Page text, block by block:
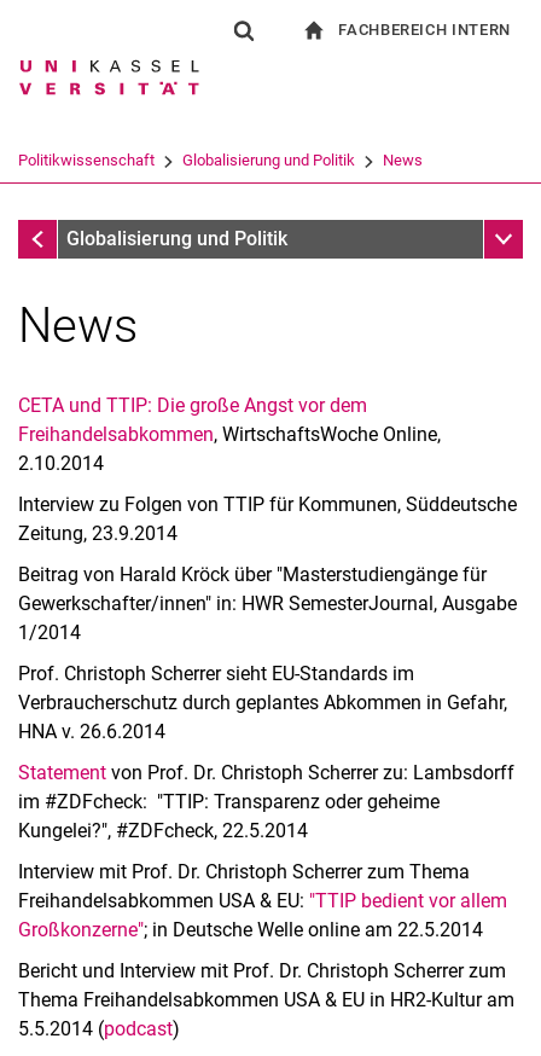
Springe direkt zu: Inhalt
Springe direkt zu: Suche
Springe direkt zu:
Suchbegriff
Suchen (öffnet externen Link in einem
FACHBEREICH INTERN
Politikwissenschaft Globalisierung und Politik News
Globalisierung und Politik
Globalisierung und Politik
News
CETA und TTIP: Die große Angst vor dem
Freihandelsabkommen, WirtschaftsWoche Online,
2.10.2014
Interview zu Folgen von TTIP für Kommunen, Süddeutsche
Zeitung, 23.9.2014
Beitrag von Harald Kröck über "Masterstudiengänge für
Gewerkschafter/innen" in: HWR SemesterJournal, Ausgabe
1/2014
Prof. Christoph Scherrer sieht EU-Standards im
Verbraucherschutz durch geplantes Abkommen in Gefahr,
HNA v. 26.6.2014
Statement von Prof. Dr. Christoph Scherrer zu: Lambsdorff
im #ZDFcheck: "TTIP: Transparenz oder geheime
Kungelei?", #ZDFcheck, 22.5.2014
Interview mit Prof. Dr. Christoph Scherrer zum Thema
Freihandelsabkommen USA & EU: "TTIP bedient vor allem
Großkonzerne"; in Deutsche Welle online am 22.5.2014
Bericht und Interview mit Prof. Dr. Christoph Scherrer zum
Thema Freihandelsabkommen USA & EU in HR2-Kultur am
5.5.2014 (podcast)